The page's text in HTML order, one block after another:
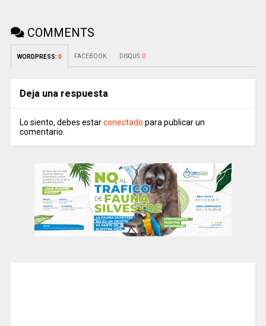
COMMENTS
WORDPRESS: 0 FACEBOOK: DISQUS: 0
Deja una respuesta
Lo siento, debes estarconectado para publicar un
comentario.